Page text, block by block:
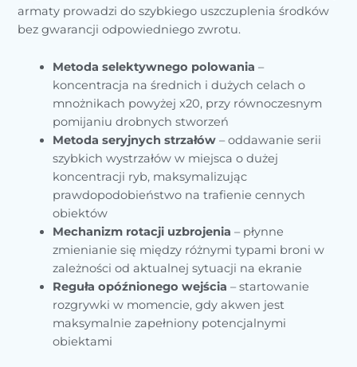
armaty prowadzi do szybkiego uszczuplenia środków
bez gwarancji odpowiedniego zwrotu.
Metoda selektywnego polowania –
koncentracja na średnich i dużych celach o
mnożnikach powyżej x20, przy równoczesnym
pomijaniu drobnych stworzeń
Metoda seryjnych strzałów – oddawanie serii
szybkich wystrzałów w miejsca o dużej
koncentracji ryb, maksymalizując
prawdopodobieństwo na trafienie cennych
obiektów
Mechanizm rotacji uzbrojenia – płynne
zmienianie się między różnymi typami broni w
zależności od aktualnej sytuacji na ekranie
Reguła opóźnionego wejścia – startowanie
rozgrywki w momencie, gdy akwen jest
maksymalnie zapełniony potencjalnymi
obiektami